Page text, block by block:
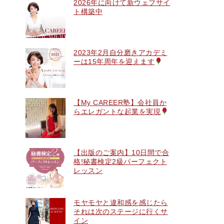
2026年に向けて新ウェブサイ
ト構築中
2023年2月自分磨きアカデミ
ーは15年周年を迎えます
【My CAREER塾】会社員か
らエレガントな起業を実現
【出版のご案内】10日間で合
格!秘書検定2級パーフェクト
レッスン
モヤモヤと違和感を感じたら
それは次のステージに行くサ
イン